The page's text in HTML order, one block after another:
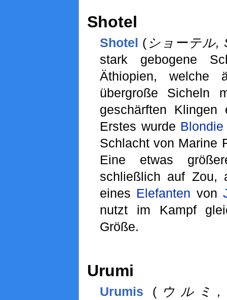
Shotel
Shotel ( ショーテル,
stark gebogene
Äthiopien, welche
übergroße Sicheln
geschärften Klingen
Erstes wurde Blondie
Schlacht von Marine
Eine etwas
schließlich auf
eines Elefanten von
nutzt im Kampf
Größe.
Urumi
Urumis (ウルミ,